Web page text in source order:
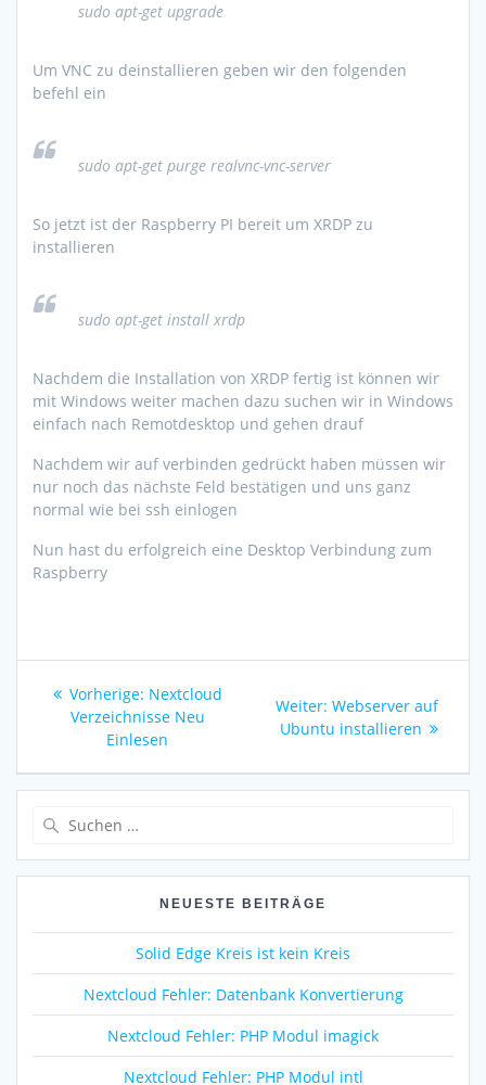
sudo apt-get upgrade
Um VNC zu deinstallieren geben wir den folgenden
befehl ein
sudo apt-get purge realvnc-vnc-server
So jetzt ist der Raspberry PI bereit um XRDP zu
installieren
sudo apt-get install xrdp
Nachdem die Installation von XRDP fertig ist können wir
mit Windows weiter machen dazu suchen wir in Windows
einfach nach Remotdesktop und gehen drauf
Nachdem wir auf verbinden gedrückt haben müssen wir
nur noch das nächste Feld bestätigen und uns ganz
normal wie bei ssh einlogen
Nun hast du erfolgreich eine Desktop Verbindung zum
Raspberry
Beitragsnavigation
Vorherige: Vorheriger
Beitrag:
Nextcloud
Verzeichnisse Neu
Einlesen
Weiter: Nächster
Beitrag:
Webserver auf
Ubuntu installieren
NEUESTE BEITRÄGE
Solid Edge Kreis ist kein Kreis
Nextcloud Fehler: Datenbank Konvertierung
Nextcloud Fehler: PHP Modul imagick
Nextcloud Fehler: PHP Modul intl